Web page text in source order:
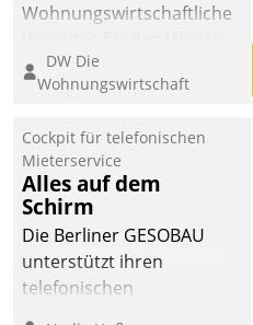
Wohnungswirtschaftliche
eine digitale Zukunft zu
finden, ist das Ziel des
der
Wohnungswirtschaft“.
Bewerben können sich
dafür ein Team
bestehend aus
Wohnungsunternehmen
und PropTech.
DW Die
Wohnungswirtschaft
Cockpit für telefonischen
Mieterservice
Alles auf dem
Schirm
Die Berliner GESOBAU
unterstützt ihren
telefonischen